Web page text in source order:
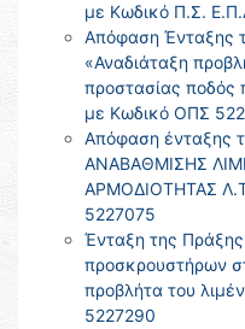
με Κωδικό Π.Σ.
Απόφαση Ένταξης
«Αναδιάταξη
προστασίας ποδός
με Κωδικό ΟΠΣ
Απόφαση ένταξης
ΑΝΑΒΑΘΜΙΣΗΣ
ΑPΜΟΔΙΟΤΗΤΑΣ
5227075
Ένταξη της
προσκρουστήρων
προβλήτα του
5227290